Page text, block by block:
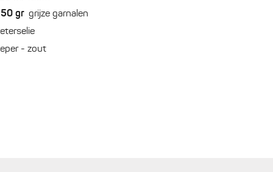
gr grijze garnalen
- zout